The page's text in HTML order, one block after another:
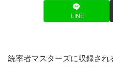
LINE
統率者マスターズに収録され